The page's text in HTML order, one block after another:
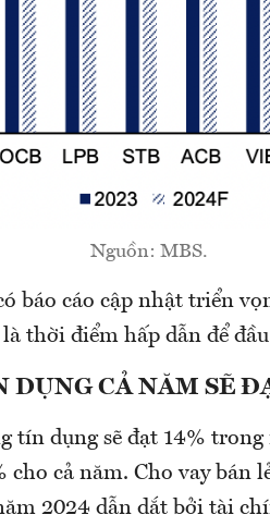
Nguồn: MBS.
báo cáo cập nhật triển
thời điểm hấp dẫn để
DỤNG CẢ NĂM SẼ
tín dụng sẽ đạt 14%
cho cả năm. Cho vay bán
2024 dẫn dắt bởi tài